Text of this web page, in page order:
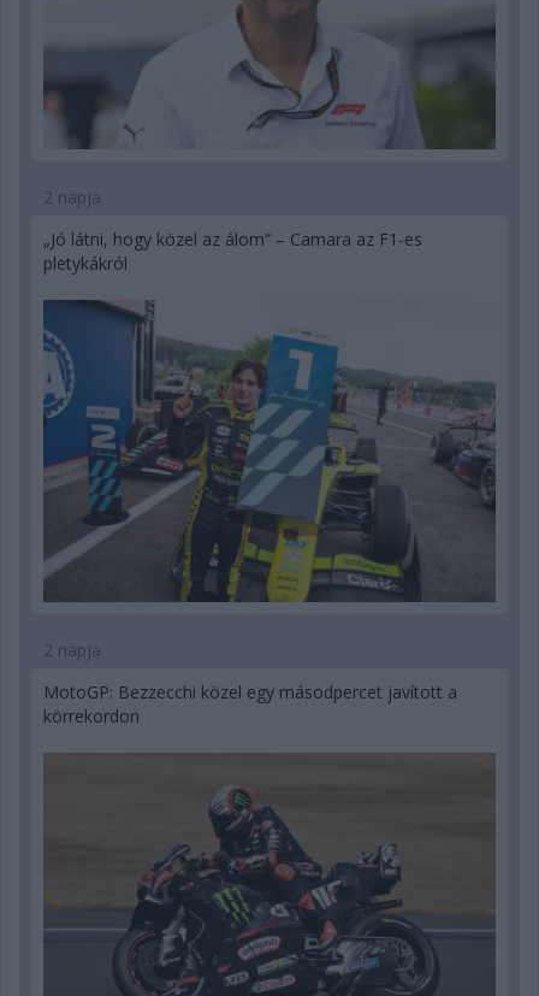
2 napja
„Jó látni, hogy közel az álom” – Camara az F1-es
pletykákról
2 napja
MotoGP: Bezzecchi közel egy másodpercet javított a
körrekordon